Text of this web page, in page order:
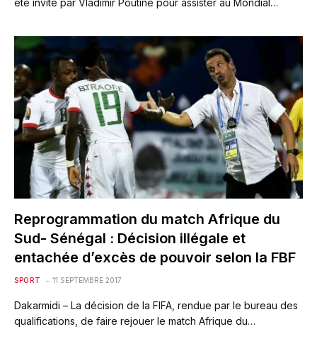
Reprogrammation du match Afrique du
Sud- Sénégal : Décision illégale et
entachée d’excès de pouvoir selon la FBF
SPORT 11 SEPTEMBRE 2017
Dakarmidi – La décision de la FIFA, rendue par le bureau des
qualifications, de faire rejouer le match Afrique du…